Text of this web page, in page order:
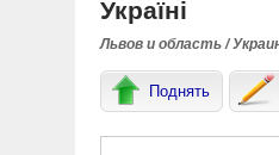
Україні
Львов и область /
Поднять